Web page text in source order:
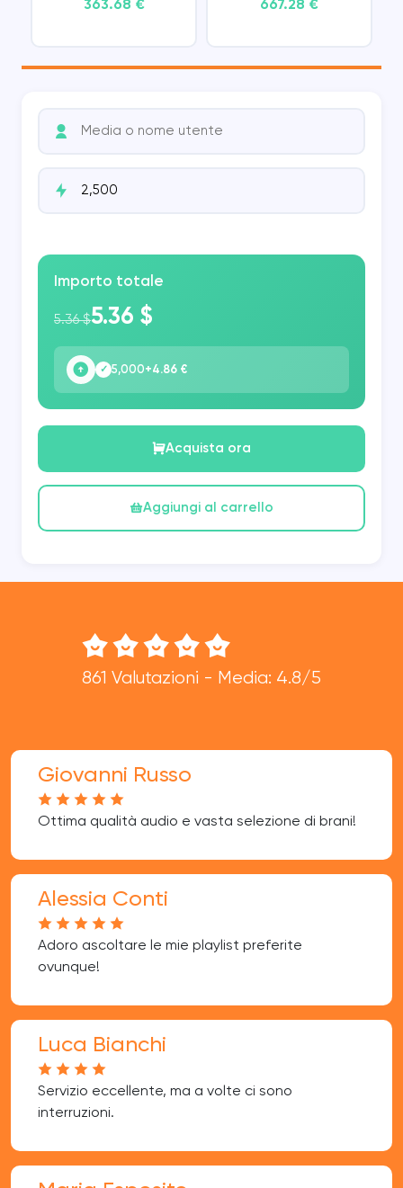
363.68 € 667.28 €
Importo totale
5.36 $5.36 $
✓ 5,000+4.86 €
Acquista ora
Aggiungi al carrello
861 Valutazioni - Media: 4.8/5
Giovanni Russo
Ottima qualità audio e vasta selezione di brani!
Alessia Conti
Adoro ascoltare le mie playlist preferite
ovunque!
Luca Bianchi
Servizio eccellente, ma a volte ci sono
interruzioni.